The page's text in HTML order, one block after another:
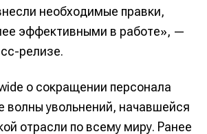
необходимые правки,
эффективными в работе», —
релизе.
о сокращении персонала
волны увольнений, начавшейся
отрасли по всему миру. Ранее